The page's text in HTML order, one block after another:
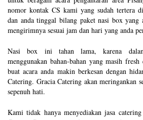
nomor kontak CS kami yang sudah tertera di
dan anda tinggal bilang paket nasi box
mengirimnya sesuai jam dan hari yang anda
Nasi box ini tahan lama, karena
menggunakan bahan-bahan yang masih
buat acara anda makin berkesan dengan
Catering. Gracia Catering akan meringankan
sepenuh hati.
Kami tidak hanya menyediakan jasa